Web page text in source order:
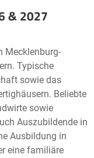
& 2027
OpenStreetMap2
Mecklenburg-
Typische
sowie das
Beliebte
sowie
Auszubildende in
Ausbildung in
eine familiäre